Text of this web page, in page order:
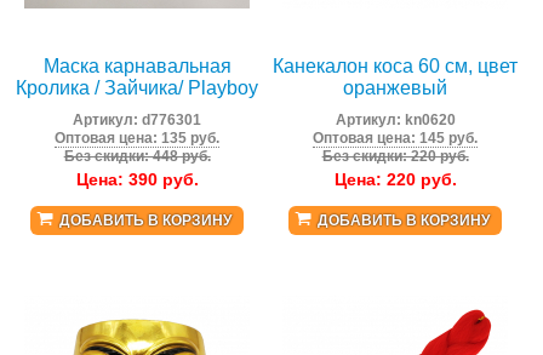
Маска карнавальная
Кролика / Зайчика/ Playboy
Артикул:d776301
Оптовая цена: 135 руб.
Без скидки: 448 руб.
Цена: 390руб.
ДОБАВИТЬ В КОРЗИНУ
Канекалон коса 60 см, цвет
оранжевый
Артикул: kn0620
Оптовая цена: 145 руб.
Без скидки: 220 руб.
Цена: 220руб.
ДОБАВИТЬ В КОРЗИНУ